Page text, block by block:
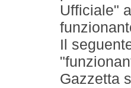
Ufficiale"
Il
Gazzetta